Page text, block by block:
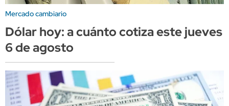
Mercado cambiario
Dólar hoy: a cuánto cotiza este jueves
6 de agosto